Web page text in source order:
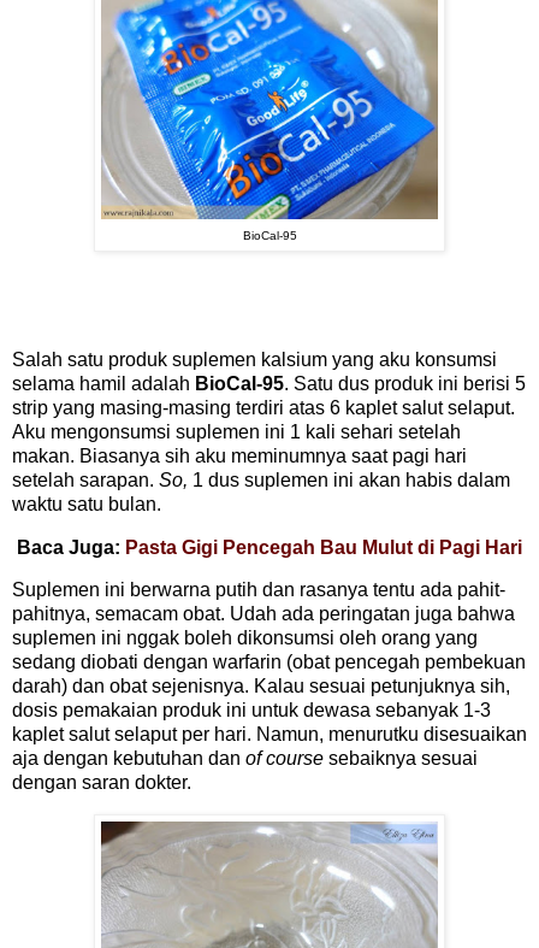
BioCal-95
Salah satu produk suplemen kalsium yang aku konsumsi
selama hamil adalah BioCal-95. Satu dus produk ini berisi 5
strip yang masing-masing terdiri atas 6 kaplet salut selaput.
Aku mengonsumsi suplemen ini 1 kali sehari setelah
makan. Biasanya sih aku meminumnya saat pagi hari
setelah sarapan. So, 1 dus suplemen ini akan habis dalam
waktu satu bulan.
Baca Juga: Pasta Gigi Pencegah Bau Mulut di Pagi Hari
Suplemen ini berwarna putih dan rasanya tentu ada pahit-
pahitnya, semacam obat. Udah ada peringatan juga bahwa
suplemen ini nggak boleh dikonsumsi oleh orang yang
sedang diobati dengan warfarin (obat pencegah pembekuan
darah) dan obat sejenisnya. Kalau sesuai petunjuknya sih,
dosis pemakaian produk ini untuk dewasa sebanyak 1-3
kaplet salut selaput per hari. Namun, menurutku disesuaikan
aja dengan kebutuhan dan of course sebaiknya sesuai
dengan saran dokter.